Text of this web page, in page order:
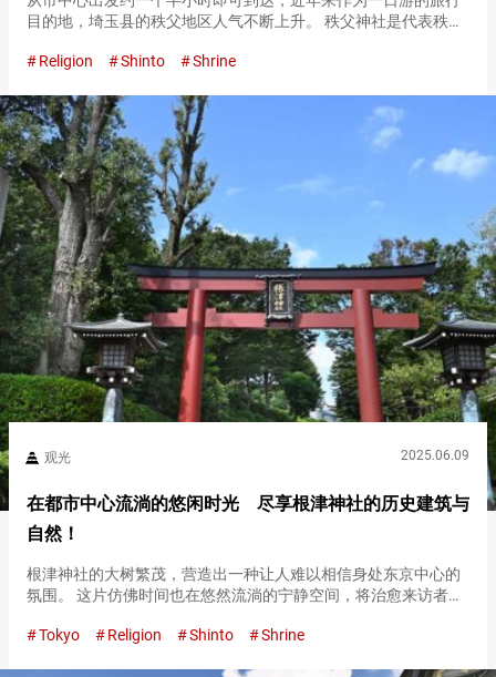
目的地，埼玉县的秩父地区人气不断上升。 秩父神社是代表秩父
总镇守 秩父神社是一座约２１００年前创建的历史悠久的神社。
Religion Shinto Shrine
观光 2025.06.09
在都市中心流淌的悠闲时光 尽享根津神社的历史建筑与
自然！
根津神社的大树繁茂，营造出一种让人难以相信身处东京中心的
氛围。 这片仿佛时间也在悠然流淌的宁静空间，将治愈来访者的
刻就能看到雄伟的楼门。 境内现存的七个国家重要文化财产之一
Tokyo Religion Shinto Shrine